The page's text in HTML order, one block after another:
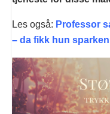
Les også: Professor
– da fikk hun